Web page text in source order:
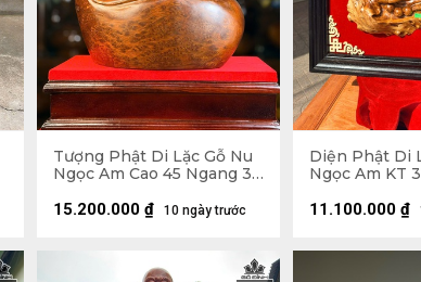
Tượng Phật Di Lặc Gỗ Nu
Ngọc Am Cao 45 Ngang 37
10 ngày trước
15.200.000 ₫
Diện Phật Di
Ngọc Am KT
11.100.000 ₫